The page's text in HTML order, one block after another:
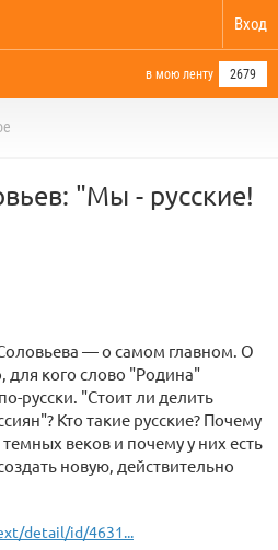
Вход
в мою ленту 2679
"Мы - русские!
— о самом главном. О
для кого слово "Родина"
русски. "Стоит ли делить
Кто такие русские? Почему
веков и почему у них есть
новую, действительно
detail/id/4631...